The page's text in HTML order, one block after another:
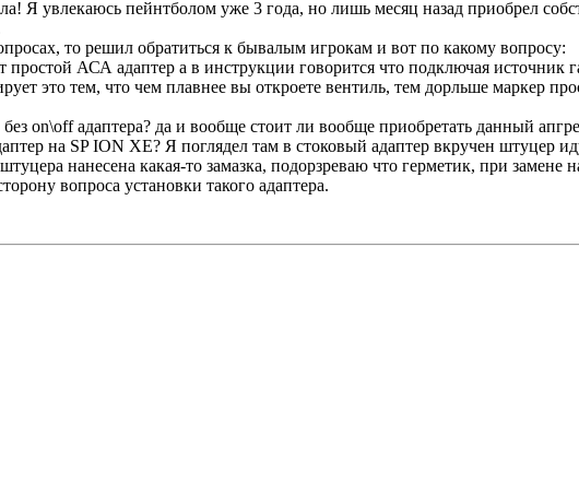
Я увлекаюсь пейнтболом уже 3 года, но лишь месяц назад приобрел
то решил обратиться к бывалым игрокам и вот по какому вопросу:
АСА адаптер а в инструкции говорится что подключая источник
это тем, что чем плавнее вы откроете вентиль, тем дорльше маркер
on\off адаптера? да и вообще стоит ли вообще приобретать данный
на SP ION XE? Я поглядел там в стоковый адаптер вкручен штуцер
нанесена какая-то замазка, подорзреваю что герметик, при
вопроса установки такого адаптера.